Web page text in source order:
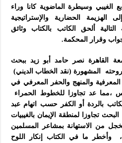
أن الطابع الغيبي وسيطرة الماضوية كانا وراء
الهزيمة الحضارية والإستراتيجية
ألحق الكاتب بالكتاب وثائق
وقرار المحكمة.
إلى جامعة القاهرة نصر حامد أبو زيد ببحث
المشهورة (نقد الخطاب الديني)
والمنهج والحفر المعرفي في
،مما عد تجاوزا للخطوط الحمراء
بالردة أو الكفر حسب اتهام عبد
تجاوزا لمنطقة الإيمان بالغيبيات
من الاستهانة بمشاعر المسلمين
ما في الكتاب إنكار اللوح